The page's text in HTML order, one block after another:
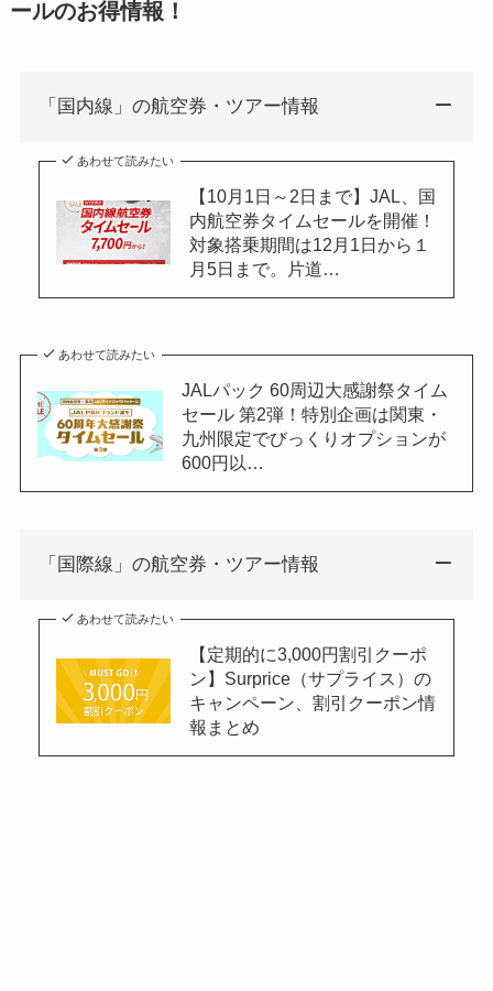
ールのお得情報！
「国内線」の航空券・ツアー情報
あわせて読みたい
【10月1日～2日まで】JAL、国
内航空券タイムセールを開催！
対象搭乗期間は12月1日から１
月5日まで。片道…
あわせて読みたい
JALパック 60周辺大感謝祭タイム
セール 第2弾！特別企画は関東・
九州限定でびっくりオプションが
600円以…
「国際線」の航空券・ツアー情報
あわせて読みたい
【定期的に3,000円割引クーポ
ン】Surprice（サプライス）の
キャンペーン、割引クーポン情
報まとめ